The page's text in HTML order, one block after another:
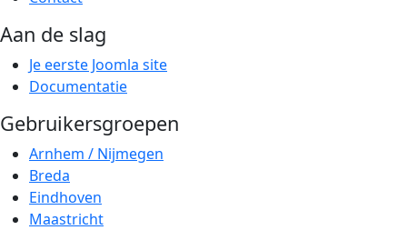
Aan de slag
Je eerste Joomla site
Documentatie
Gebruikersgroepen
Arnhem / Nijmegen
Breda
Eindhoven
Maastricht